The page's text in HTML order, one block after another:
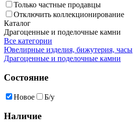
Только частные продавцы
Отключить коллекционирование
Каталог
Драгоценные и поделочные камни
Все категории
Ювелирные изделия, бижутерия, часы
Драгоценные и поделочные камни
Состояние
Новое Б/у
Наличие